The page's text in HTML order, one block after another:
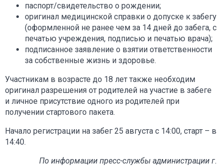
паспорт/свидетельство о рождении;
оригинал медицинской справки о допуске к забегу
(оформленной не ранее чем за 14 дней до забега, с
печатью учреждения, подписью и печатью врача);
подписанное заявление о взятии ответственности
за собственные жизнь и здоровье.
Участникам в возрасте до 18 лет также необходим
оригинал разрешения от родителей на участие в забеге
и личное присутствие одного из родителей при
получении стартового пакета.
Начало регистрации на забег 25 августа с 14:00, старт – в
14:40.
По информации пресс-службы администрации г.